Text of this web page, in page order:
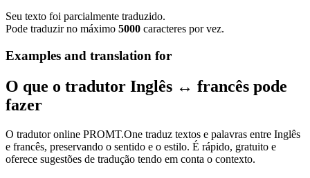
Seu texto foi parcialmente traduzido.
Pode traduzir no máximo 5000 caracteres por vez.
Examples and translation for
O que o tradutor Inglês ↔ francês pode
fazer
O tradutor online PROMT.One traduz textos e palavras entre Inglês
e francês, preservando o sentido e o estilo. É rápido, gratuito e
oferece sugestões de tradução tendo em conta o contexto.